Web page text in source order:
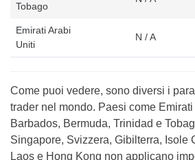
Tobago
Emirati Arabi
Uniti
N / A
Come puoi vedere, sono diversi i
trader nel mondo. Paesi come
Barbados, Bermuda, Trinidad e
Singapore, Svizzera, Gibilterra, Isole
Laos e Hong Kong non applicano